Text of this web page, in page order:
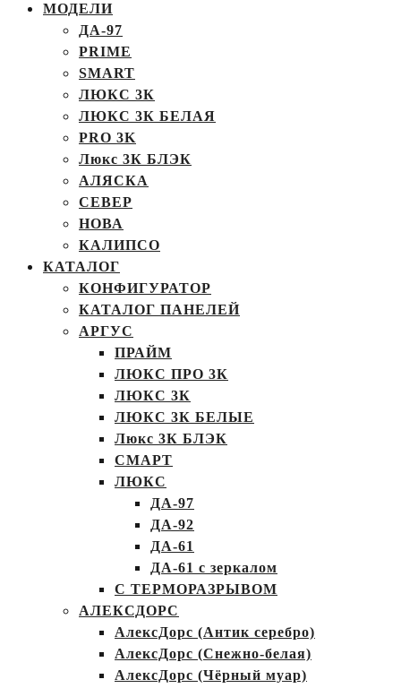
МОДЕЛИ
ДА-97
PRIME
SMART
ЛЮКС 3К
ЛЮКС 3К БЕЛАЯ
PRO 3K
Люкс 3К БЛЭК
АЛЯСКА
СЕВЕР
НОВА
КАЛИПСО
КАТАЛОГ
КОНФИГУРАТОР
КАТАЛОГ ПАНЕЛЕЙ
АРГУС
ПРАЙМ
ЛЮКС ПРО 3К
ЛЮКС 3К
ЛЮКС 3К БЕЛЫЕ
Люкс 3К БЛЭК
СМАРТ
ЛЮКС
ДА-97
ДА-92
ДА-61
ДА-61 с зеркалом
С ТЕРМОРАЗРЫВОМ
АЛЕКСДОРС
АлексДорс (Антик серебро)
АлексДорс (Снежно-белая)
АлексДорс (Чёрный муар)